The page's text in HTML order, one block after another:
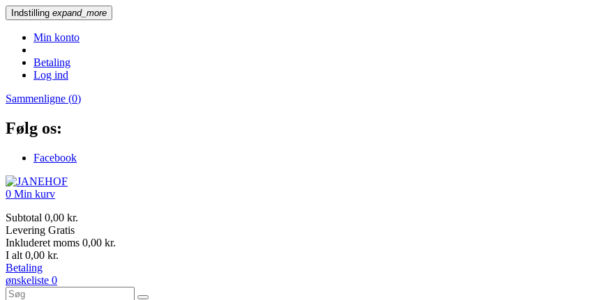
Indstilling expand_more
Min konto
Betaling
Log ind
Sammenligne (0)
Følg os:
Facebook
0 Min kurv
Subtotal 0,00 kr.
Levering Gratis
Inkluderet moms 0,00 kr.
I alt 0,00 kr.
Betaling
ønskeliste 0